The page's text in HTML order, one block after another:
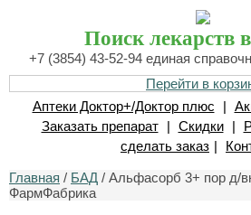
Поиск лекарств
+7 (3854) 43-52-94 единая
Перейти в
Аптеки Доктор+/Доктор плюс
|
Заказать препарат
| Скидки |
сделать заказ |
Главная / БАД / Альфасорб 3+ пор д/
ФармФабрика